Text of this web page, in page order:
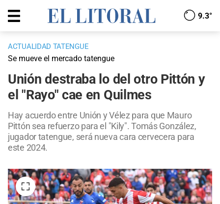
9.3°
ACTUALIDAD TATENGUE
Se mueve el mercado tatengue
Unión destraba lo del otro Pittón y
el "Rayo" cae en Quilmes
Hay acuerdo entre Unión y Vélez para que Mauro
Pittón sea refuerzo para el "Kily". Tomás González,
jugador tatengue, será nueva cara cervecera para
este 2024.